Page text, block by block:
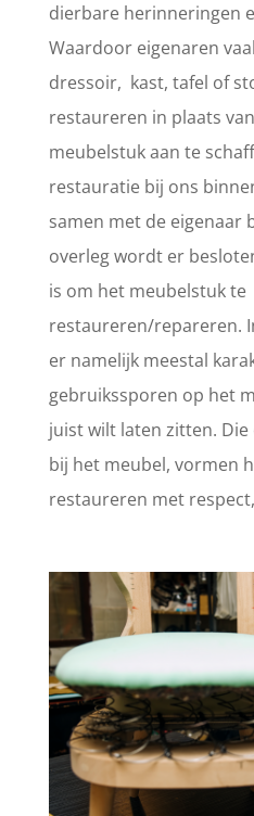
dierbare herinneringen
Waardoor eigenaren
dressoir, kast, tafel of
restaureren in plaats
meubelstuk aan te
restauratie bij ons
samen met de eigenaar
overleg wordt er
is om het meubelstuk te
restaureren/repareren.
er namelijk meestal
gebruikssporen op het
juist wilt laten zitten.
bij het meubel, vormen
restaureren met